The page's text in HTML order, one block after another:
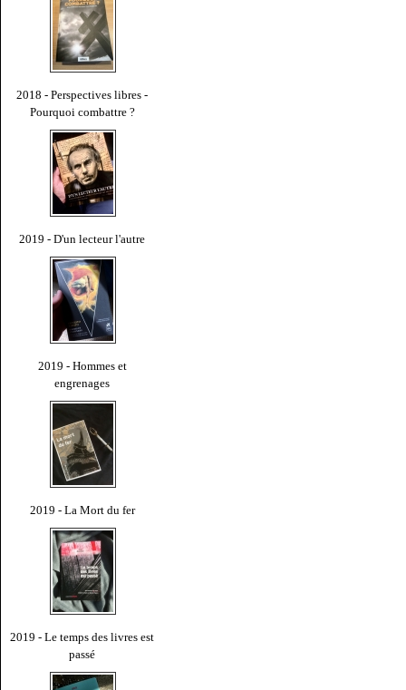
2018 - Perspectives libres -
Pourquoi combattre ?
2019 - D'un lecteur l'autre
2019 - Hommes et
engrenages
2019 - La Mort du fer
2019 - Le temps des livres est
passé